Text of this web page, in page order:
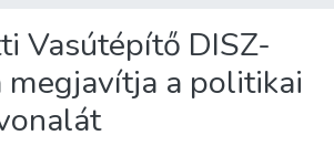
Vasútépítő DISZ-
megjavítja a politikai